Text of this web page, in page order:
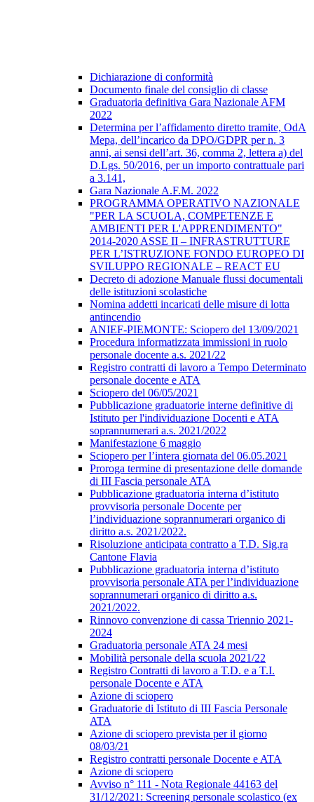
Dichiarazione di conformità
Documento finale del consiglio di classe
Graduatoria definitiva Gara Nazionale AFM
2022
Determina per l’affidamento diretto tramite, OdA
Mepa, dell’incarico da DPO/GDPR per n. 3
anni, ai sensi dell’art. 36, comma 2, lettera a) del
D.Lgs. 50/2016, per un importo contrattuale pari
a 3.141,
Gara Nazionale A.F.M. 2022
PROGRAMMA OPERATIVO NAZIONALE
"PER LA SCUOLA, COMPETENZE E
AMBIENTI PER L'APPRENDIMENTO"
2014-2020 ASSE II – INFRASTRUTTURE
PER L’ISTRUZIONE FONDO EUROPEO DI
SVILUPPO REGIONALE – REACT EU
Decreto di adozione Manuale flussi documentali
delle istituzioni scolastiche
Nomina addetti incaricati delle misure di lotta
antincendio
ANIEF-PIEMONTE: Sciopero del 13/09/2021
Procedura informatizzata immissioni in ruolo
personale docente a.s. 2021/22
Registro contratti di lavoro a Tempo Determinato
personale docente e ATA
Sciopero del 06/05/2021
Pubblicazione graduatorie interne definitive di
Istituto per l'individuazione Docenti e ATA
soprannumerari a.s. 2021/2022
Manifestazione 6 maggio
Sciopero per l’intera giornata del 06.05.2021
Proroga termine di presentazione delle domande
di III Fascia personale ATA
Pubblicazione graduatoria interna d’istituto
provvisoria personale Docente per
l’individuazione soprannumerari organico di
diritto a.s. 2021/2022.
Risoluzione anticipata contratto a T.D. Sig.ra
Cantone Flavia
Pubblicazione graduatoria interna d’istituto
provvisoria personale ATA per l’individuazione
soprannumerari organico di diritto a.s.
2021/2022.
Rinnovo convenzione di cassa Triennio 2021-
2024
Graduatoria personale ATA 24 mesi
Mobilità personale della scuola 2021/22
Registro Contratti di lavoro a T.D. e a T.I.
personale Docente e ATA
Azione di sciopero
Graduatorie di Istituto di III Fascia Personale
ATA
Azione di sciopero prevista per il giorno
08/03/21
Registro contratti personale Docente e ATA
Azione di sciopero
Avviso n° 111 - Nota Regionale 44163 del
31/12/2021: Screening personale scolastico (ex